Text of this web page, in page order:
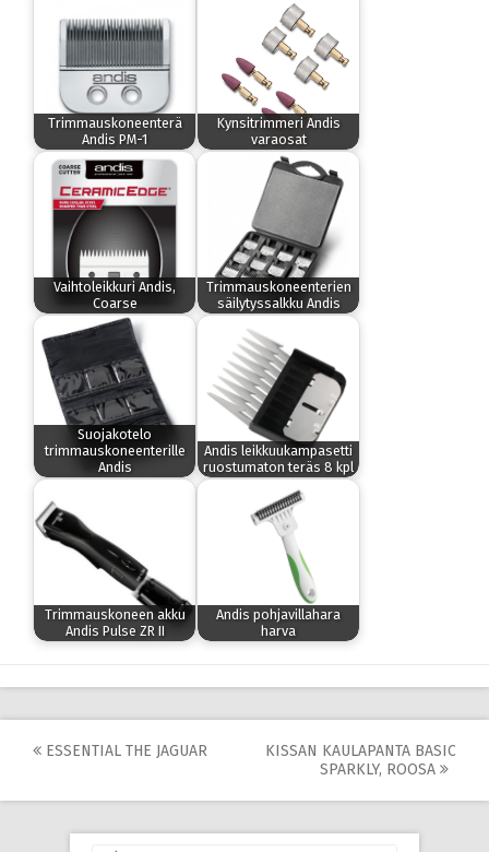
Trimmauskoneenterä
Andis PM-1
Kynsitrimmeri Andis
varaosat
Vaihtoleikkuri Andis,
Coarse
Trimmauskoneenterien
säilytyssalkku Andis
Suojakotelo
trimmauskoneenterille
Andis
Andis leikkuukampasetti
ruostumaton teräs 8 kpl
Trimmauskoneen akku
Andis Pulse ZR II
Andis pohjavillahara
harva
Post
ESSENTIAL THE JAGUAR
KISSAN KAULAPANTA BASIC
SPARKLY, ROOSA